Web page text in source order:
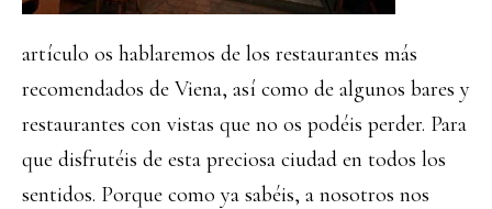
artículo os hablaremos de los restaurantes más
recomendados de Viena, así como de algunos bares y
restaurantes con vistas que no os podéis perder. Para
que disfrutéis de esta preciosa ciudad en todos los
sentidos. Porque como ya sabéis, a nosotros nos